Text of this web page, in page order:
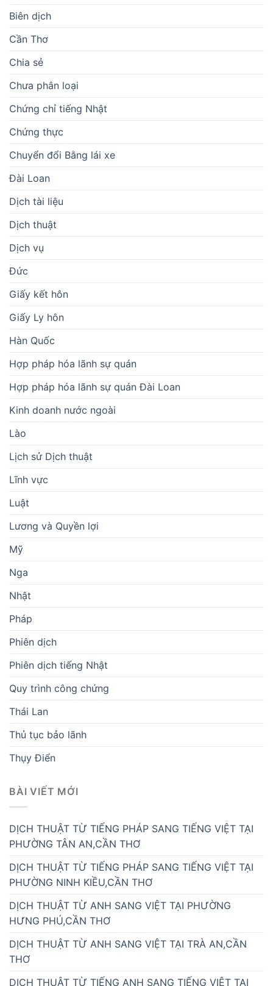
Biên dịch
Cần Thơ
Chia sẻ
Chưa phân loại
Chứng chỉ tiếng Nhật
Chứng thực
Chuyển đổi Bằng lái xe
Đài Loan
Dịch tài liệu
Dịch thuật
Dịch vụ
Đức
Giấy kết hôn
Giấy Ly hôn
Hàn Quốc
Hợp pháp hóa lãnh sự quán
Hợp pháp hóa lãnh sự quán Đài Loan
Kinh doanh nước ngoài
Lào
Lịch sử Dịch thuật
Lĩnh vực
Luật
Lương và Quyền lợi
Mỹ
Nga
Nhật
Pháp
Phiên dịch
Phiên dịch tiếng Nhật
Quy trình công chứng
Thái Lan
Thủ tục bảo lãnh
Thụy Điển
BÀI VIẾT MỚI
DỊCH THUẬT TỪ TIẾNG PHÁP SANG TIẾNG VIỆT TẠI
PHƯỜNG TÂN AN,CẦN THƠ
DỊCH THUẬT TỪ TIẾNG PHÁP SANG TIẾNG VIỆT TẠI
PHƯỜNG NINH KIỀU,CẦN THƠ
DỊCH THUẬT TỪ ANH SANG VIỆT TẠI PHƯỜNG
HƯNG PHÚ,CẦN THƠ
DỊCH THUẬT TỪ ANH SANG VIỆT TẠI TRÀ AN,CẦN
THƠ
DỊCH THUẬT TỪ TIẾNG ANH SANG TIẾNG VIỆT TẠI